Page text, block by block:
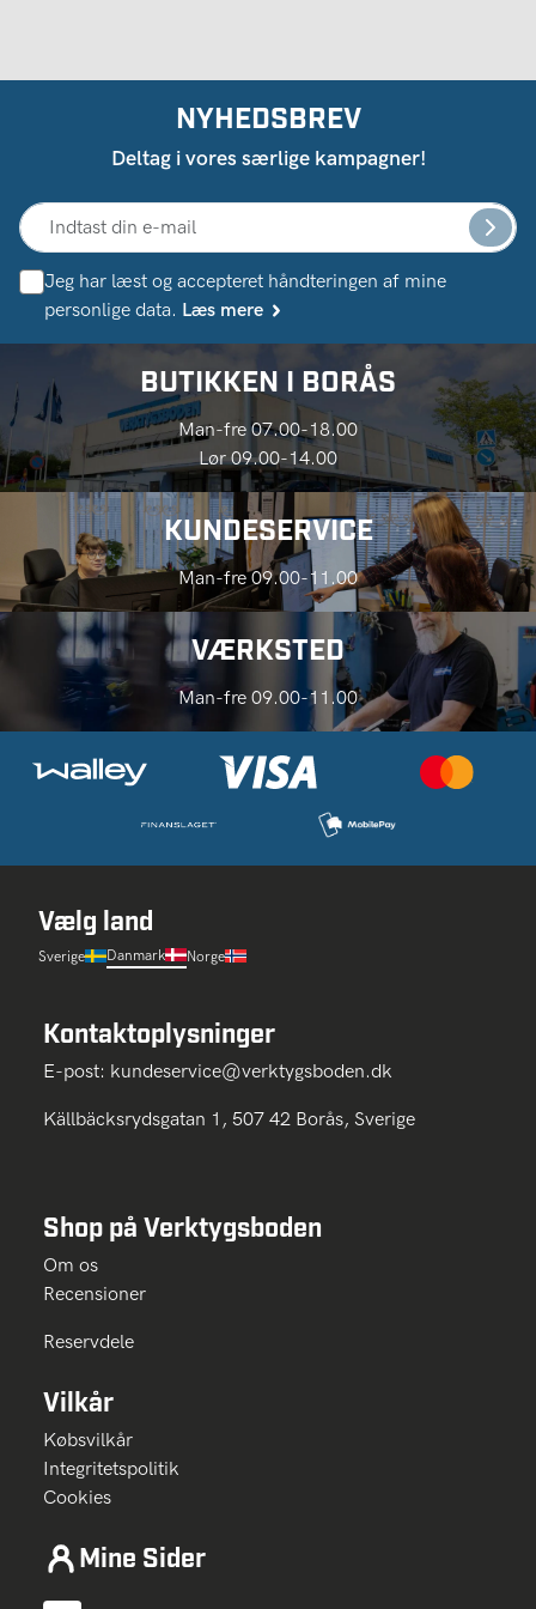
NYHEDSBREV
Deltag i vores særlige kampagner!
Jeg har læst og accepteret håndteringen af ​​mine
personlige data. Læs mere
BUTIKKEN I BORÅS
Man-fre 07.00-18.00
Lør 09.00-14.00
KUNDESERVICE
Man-fre 09.00-11.00
VÆRKSTED
Man-fre 09.00-11.00
Vælg land
Sverige Danmark Norge
Kontaktoplysninger
E-post: kundeservice@verktygsboden.dk
Källbäcksrydsgatan 1, 507 42 Borås, Sverige
Shop på Verktygsboden
Om os
Recensioner
Reservdele
Vilkår
Købsvilkår
Integritetspolitik
Cookies
Mine Sider